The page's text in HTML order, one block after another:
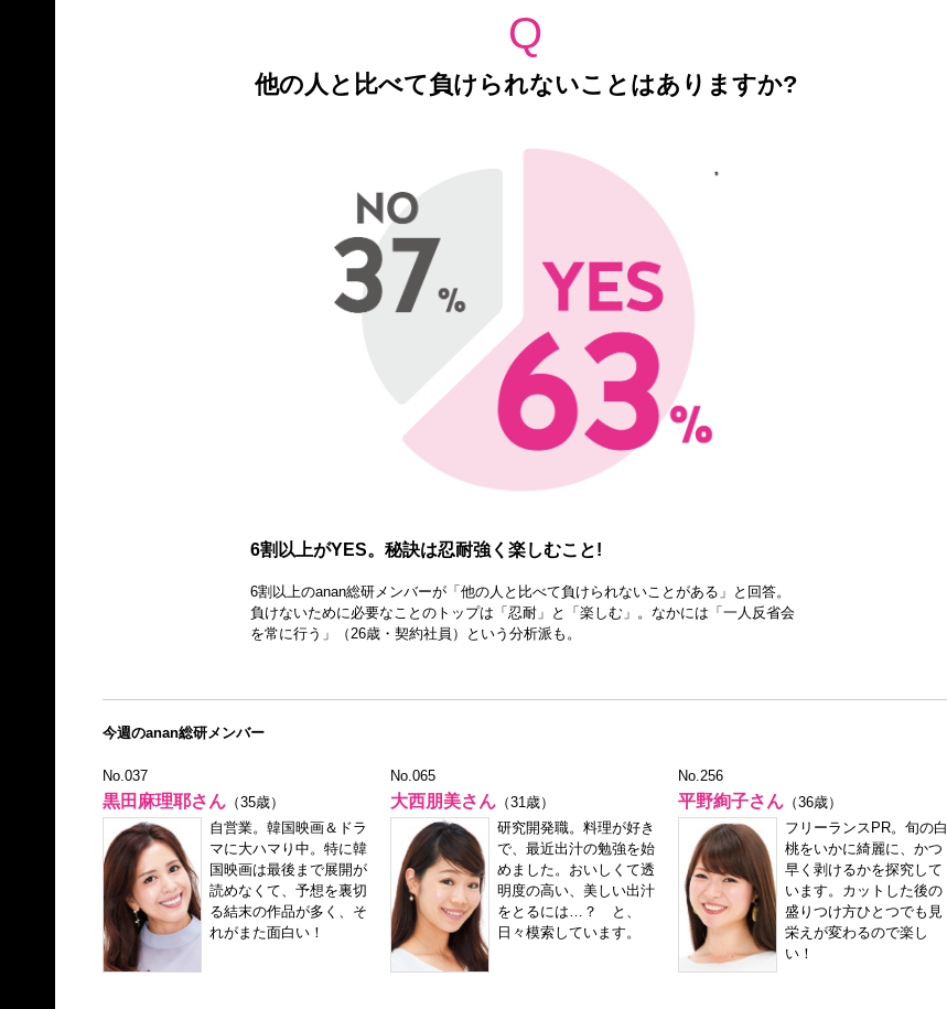
Q
他の人と比べて負けられないことはありますか?
6割以上がYES。秘訣は忍耐強く楽しむこと!
6割以上のanan総研メンバーが「他の人と比べて負けられないことがある」と回答。
負けないために必要なことのトップは「忍耐」と「楽しむ」。なかには「一人反省会
を常に行う」（26歳・契約社員）という分析派も。
今週のanan総研メンバー
No.037
黒田麻理耶さん（35歳）
自営業。韓国映画＆ドラ
マに大ハマり中。特に韓
国映画は最後まで展開が
読めなくて、予想を裏切
る結末の作品が多く、そ
れがまた面白い！
No.065
大西朋美さん（31歳）
研究開発職。料理が好き
で、最近出汁の勉強を始
めました。おいしくて透
明度の高い、美しい出汁
をとるには…？ と、
日々模索しています。
No.256
平野絢子さん（36歳）
フリーランスPR。旬の白
桃をいかに綺麗に、かつ
早く剥けるかを探究して
います。カットした後の
盛りつけ方ひとつでも見
栄えが変わるので楽し
い！